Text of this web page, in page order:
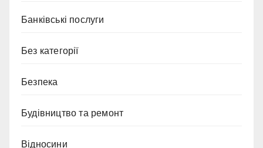
Банківські послуги
Без категорії
Безпека
Будівництво та ремонт
Відносини